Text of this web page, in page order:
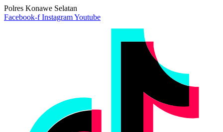
Polres Konawe Selatan
Facebook-f InstagramYoutube